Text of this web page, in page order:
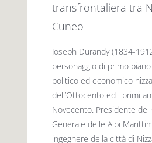
transfrontaliera tra
Cuneo
Joseph Durandy (1834-
personaggio di primo
politico ed economico
dell’Ottocento ed i primi
Novecento. Presidente del
Generale delle Alpi
ingegnere della città di